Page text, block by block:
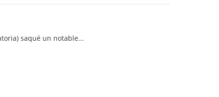
saqué un notable...